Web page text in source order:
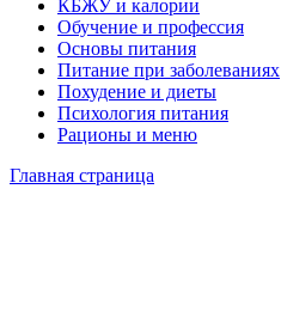
КБЖУ и калории
Обучение и профессия
Основы питания
Питание при заболеваниях
Похудение и диеты
Психология питания
Рационы и меню
Главная страница